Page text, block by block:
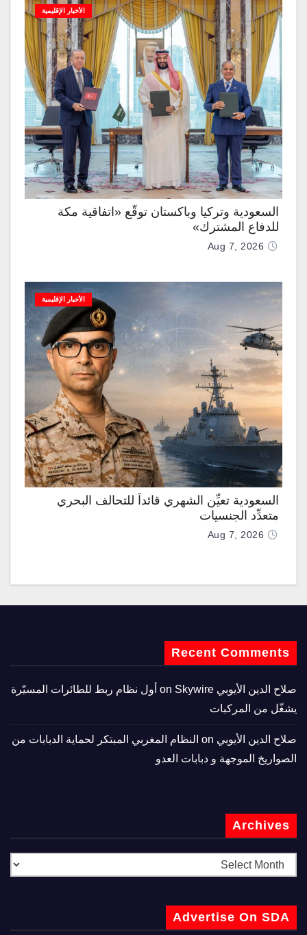
الأخبار الإقليمية
السعودية وتركيا وباكستان توقّع «اتفاقية مكة
للدفاع المشترك»
Aug 7, 2026
الأخبار الإقليمية
السعودية تعيِّن الشهري قائداً للتحالف البحري
متعدِّد الجنسيات
Aug 7, 2026
Recent Comments
صلاح الدين الأيوبي
Skywire أول نظام ربط للطائرات المسيّرة
يشغّل من المركبات
صلاح الدين الأيوبي
النظام المغربي المبتكر لحماية الدبابات من
الصواريخ الموجهة و دبابات العدو
Archives
Advertise On SDA